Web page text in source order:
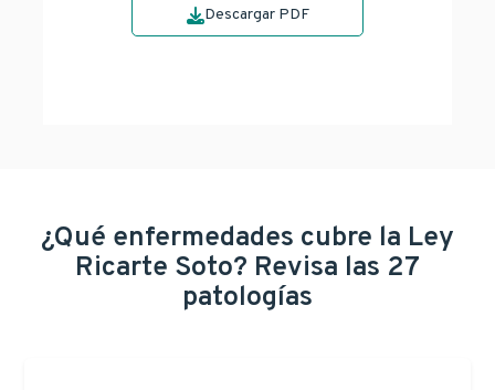
Descargar PDF
¿Qué enfermedades cubre la Ley
Ricarte Soto? Revisa las 27
patologías